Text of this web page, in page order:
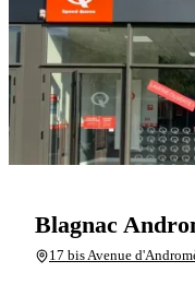
Blagnac
17 bis Avenue